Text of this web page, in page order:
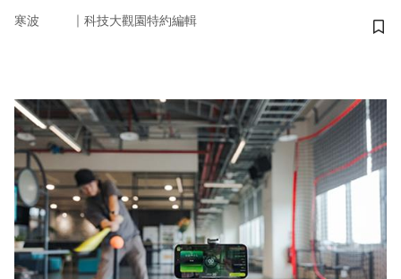
寒波 ｜ 科技大觀園特約編輯
儲